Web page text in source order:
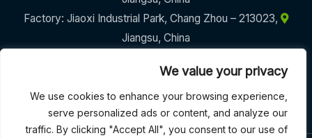
We value your privacy
We use cookies to enhance your browsing experience,
serve personalized ads or content, and analyze our
traffic. By clicking "Accept All", you consent to our use of
Factory: Jiaoxi Industrial Park, Chang Zhou – 213023,
Jiangsu, China
info@griffinmachinery.com